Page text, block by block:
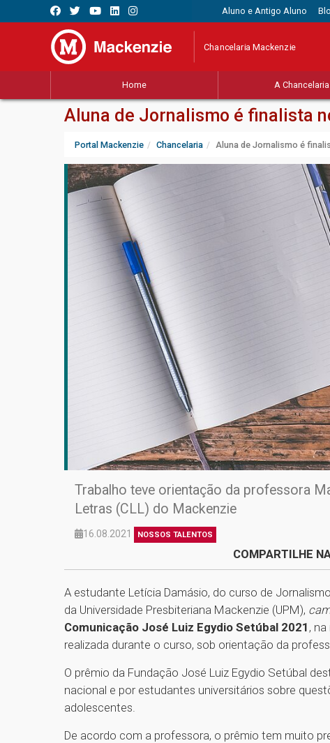
Aluno e Antigo Aluno
Chancelaria Mackenzie
Home A Chancelaria
Aluna de Jornalismo é finalista
Portal Mackenzie Chancelaria Aluna de Jornalismo é
Trabalho teve orientação da professora
Letras (CLL) do Mackenzie
16.08.2021 NOSSOS TALENTOS
COMPARTILHE
A estudante Letícia Damásio, do curso de
da Universidade Presbiteriana Mackenzie (UPM),
Comunicação José Luiz Egydio Setúbal 2021 ,
realizada durante o curso, sob orientação da
O prêmio da Fundação José Luiz Egydio Setúbal
nacional e por estudantes universitários sobre
adolescentes.
De acordo com a professora, o prêmio tem muito